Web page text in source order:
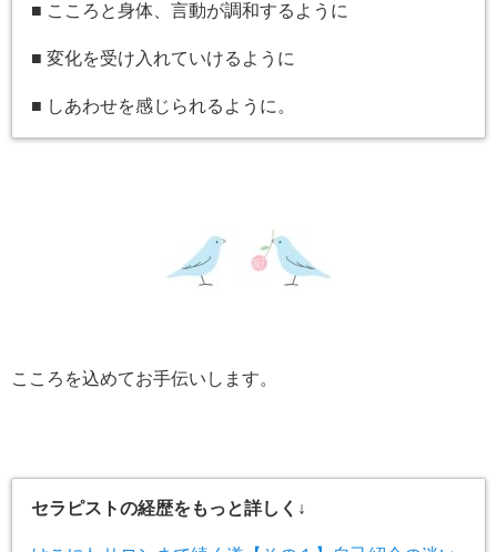
■ こころと身体、言動が調和するように
■ 変化を受け入れていけるように
■ しあわせを感じられるように。
こころを込めてお手伝いします。
セラピストの経歴をもっと詳しく↓